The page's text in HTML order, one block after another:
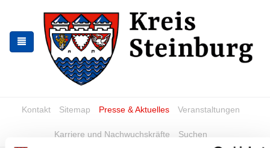
springen
springen
Kontakt Sitemap Presse & Aktuelles Veranstaltungen
Karriere und Nachwuchskräfte Suchen